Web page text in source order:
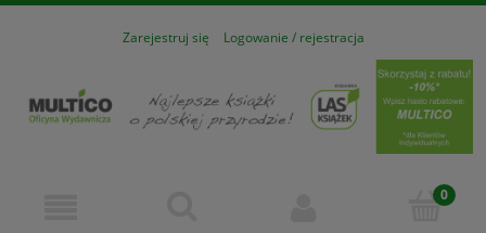
Zarejestruj się Logowanie / rejestracja